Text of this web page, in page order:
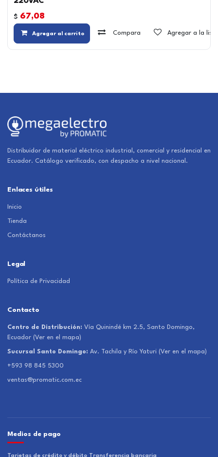
$ 67,08
Agregar al carrito Compara Agregar a la
Distribuidor de material eléctrico industrial, comercial y residencial en
Ecuador. Catálogo verificado, con despacho a nivel nacional.
Enlaces útiles
Inicio
Tienda
Contáctanos
Legal
Política de Privacidad
Contacto
Centro de Distribución: Vía Quinindé km 2.5, Santo Domingo,
Ecuador (Ver en el mapa)
Sucursal Santo Domingo: Av. Tachila y Río Yaturi (Ver en el mapa)
+593 98 845 5300
ventas@promatic.com.ec
Medios de pago
Tarjetas de crédito y débito Transferencia bancaria